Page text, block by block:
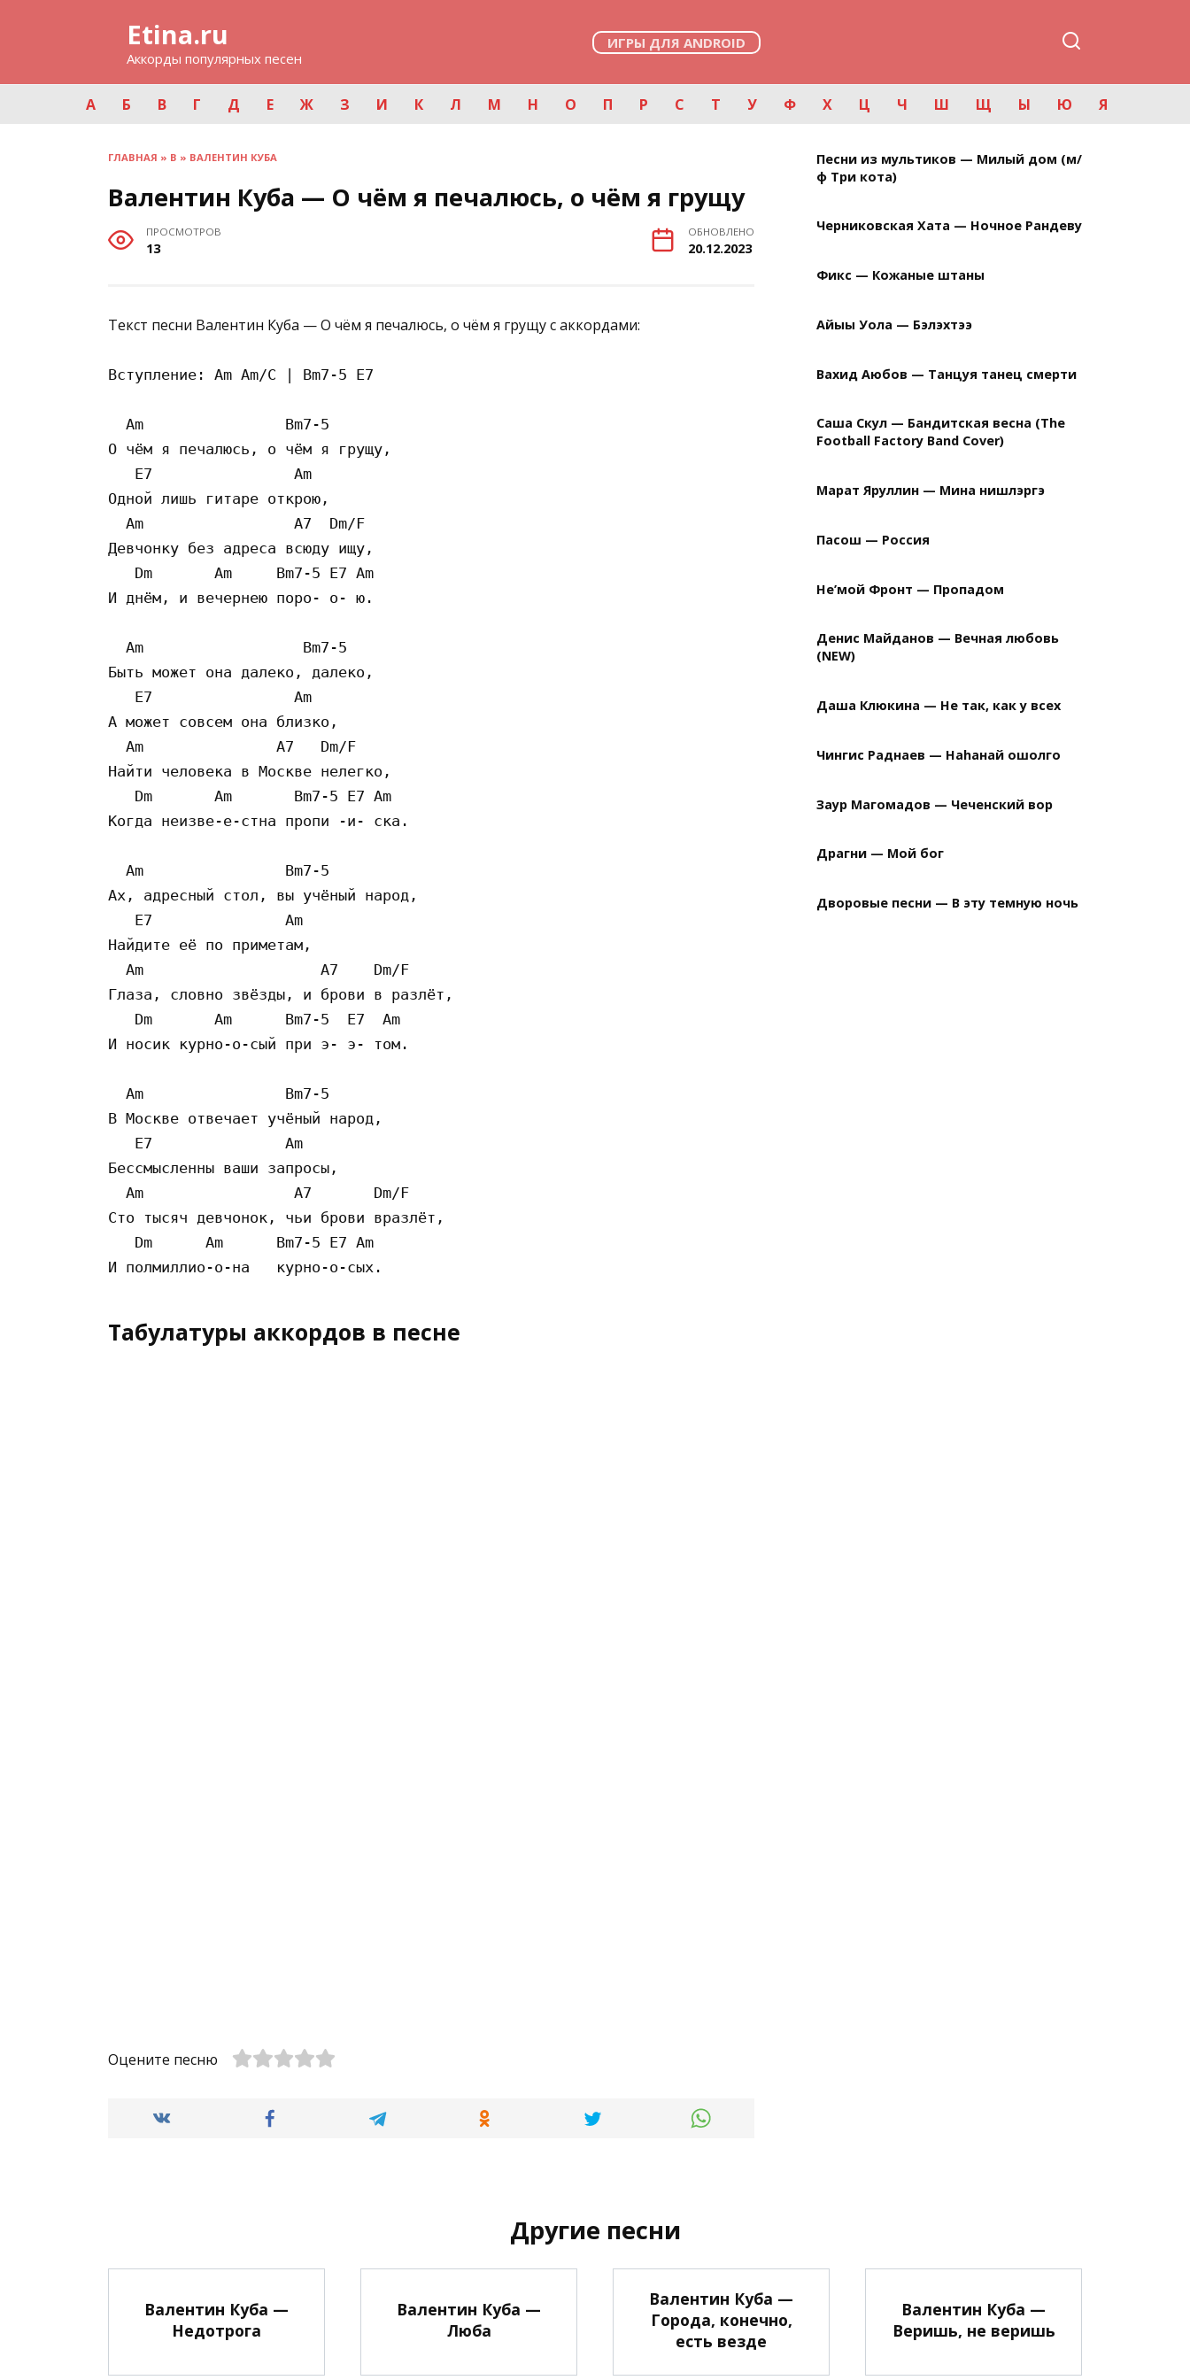
Etina.ru
Аккорды популярных песен
ИГРЫ ДЛЯ ANDROID
А Б В Г Д Е Ж З И К Л М Н О П Р С Т У Ф Х Ц Ч Ш Щ Ы Ю Я
ГЛАВНАЯ » В » ВАЛЕНТИН КУБА
Валентин Куба — О чём я печалюсь, о чём я грущу
ПРОСМОТРОВ
13
ОБНОВЛЕНО
20.12.2023
Текст песни Валентин Куба — О чём я печалюсь, о чём я грущу с аккордами:
Вступление: Am Am/C | Bm7-5 E7
  Am                Bm7-5
О чём я печалюсь, о чём я грущу,
   E7                Am
Одной лишь гитаре открою,
  Am                 A7  Dm/F
Девчонку без адреса всюду ищу,
   Dm       Am     Bm7-5 E7 Am
И днём, и вечернею поро- о- ю.
  Am                  Bm7-5
Быть может она далеко, далеко,
   E7                Am
А может совсем она близко,
  Am               A7   Dm/F
Найти человека в Москве нелегко,
   Dm       Am       Bm7-5 E7 Am
Когда неизве-е-стна пропи -и- ска.
  Am                Bm7-5
Ах, адресный стол, вы учёный народ,
   E7               Am
Найдите её по приметам,
  Am                    A7    Dm/F
Глаза, словно звёзды, и брови в разлёт,
   Dm       Am      Bm7-5  E7  Am
И носик курно-о-сый при э- э- том.
  Am                Bm7-5
В Москве отвечает учёный народ,
   E7               Am
Бессмысленны ваши запросы,
  Am                 A7       Dm/F
Сто тысяч девчонок, чьи брови вразлёт,
   Dm      Am      Bm7-5 E7 Am
Табулатуры аккордов в песне
Оцените песню
Песни из мультиков — Милый дом (м/
ф Три кота)
Черниковская Хата — Ночное Рандеву
Фикс — Кожаные штаны
Айыы Уола — Бэлэхтээ
Вахид Аюбов — Танцуя танец смерти
Саша Скул — Бандитская весна (The
Football Factory Band Cover)
Марат Яруллин — Мина нишлэргэ
Пасош — Россия
Не’мой Фронт — Пропадом
Денис Майданов — Вечная любовь
(NEW)
Даша Клюкина — Не так, как у всех
Чингис Раднаев — Наhанай ошолго
Заур Магомадов — Чеченский вор
Драгни — Мой бог
Дворовые песни — В эту темную ночь
Другие песни
Валентин Куба —
Недотрога
Валентин Куба —
Люба
Валентин Куба —
Города, конечно,
есть везде
Валентин Куба —
Веришь, не веришь